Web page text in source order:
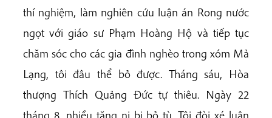
thí nghiệm, làm nghiên cứu luận án Rong nước
ngọt với giáo sư Phạm Hoàng Hộ và tiếp tục
chăm sóc cho các gia đình nghèo trong xóm Mả
Lạng, tôi đâu thể bỏ được. Tháng sáu, Hòa
thượng Thích Quảng Đức tự thiêu. Ngày 22
tháng 8, nhiều tăng ni bị bỏ tù. Tôi đòi xé luận